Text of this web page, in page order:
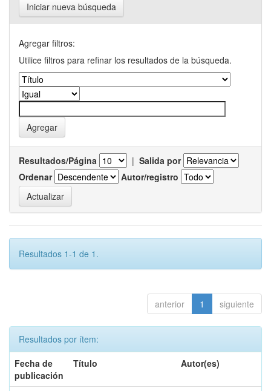
Iniciar nueva búsqueda
Agregar filtros:
Utilice filtros para refinar los resultados de la búsqueda.
Resultados/Página | Salida por
Ordenar
Autor/registro
Resultados 1-1 de 1.
anterior 1 siguiente
Resultados por ítem:
Fecha de
publicación
Título Autor(es)